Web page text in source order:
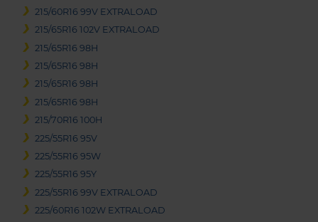
215/60R16 99V EXTRALOAD
215/65R16 102V EXTRALOAD
215/65R16 98H
215/65R16 98H
215/65R16 98H
215/65R16 98H
215/70R16 100H
225/55R16 95V
225/55R16 95W
225/55R16 95Y
225/55R16 99V EXTRALOAD
225/60R16 102W EXTRALOAD